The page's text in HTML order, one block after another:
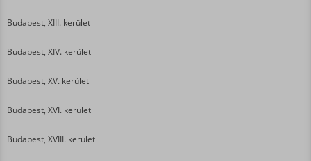
Budapest, XIII. kerület
Budapest, XIV. kerület
Budapest, XV. kerület
Budapest, XVI. kerület
Budapest, XVIII. kerület